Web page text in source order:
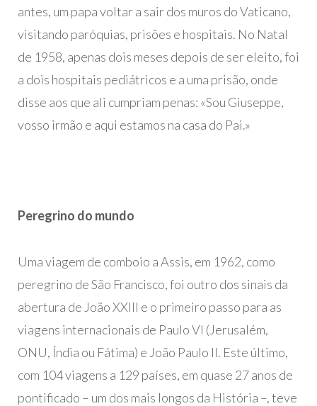
antes, um papa voltar a sair dos muros do Vaticano,
visitando paróquias, prisões e hospitais. No Natal
de 1958, apenas dois meses depois de ser eleito, foi
a dois hospitais pediátricos e a uma prisão, onde
disse aos que ali cumpriam penas: «Sou Giuseppe,
vosso irmão e aqui estamos na casa do Pai.»
Peregrino do mundo
Uma viagem de comboio a Assis, em 1962, como
peregrino de São Francisco, foi outro dos sinais da
abertura de João XXIII e o primeiro passo para as
viagens internacionais de Paulo VI (Jerusalém,
ONU, Índia ou Fátima) e João Paulo II. Este último,
com 104 viagens a 129 países, em quase 27 anos de
pontificado – um dos mais longos da História –, teve